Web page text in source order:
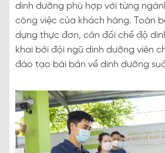
dinh dưỡng phù hợp với từng
công việc của khách hàng. Toàn
dựng thực đơn, cân đối chế độ
khai bởi đội ngũ dinh dưỡng viên
đào tạo bài bản về dinh dưỡng